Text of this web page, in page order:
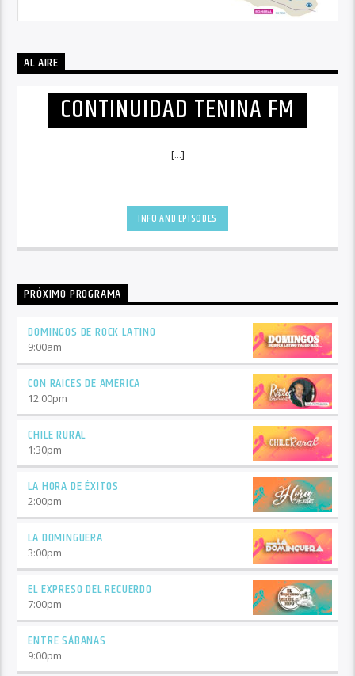
AL AIRE
CONTINUIDAD TENINA FM
[...]
INFO AND EPISODES
PRÓXIMO PROGRAMA
DOMINGOS DE ROCK LATINO
9:00am
CON RAÍCES DE AMÉRICA
12:00pm
CHILE RURAL
1:30pm
LA HORA DE ÉXITOS
2:00pm
LA DOMINGUERA
3:00pm
EL EXPRESO DEL RECUERDO
7:00pm
ENTRE SÁBANAS
9:00pm